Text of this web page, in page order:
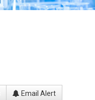
Email Alert